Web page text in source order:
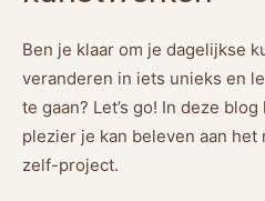
Ben je klaar om je dagelijkse
veranderen in iets unieks en
te gaan? Let’s go! In deze
plezier je kan beleven aan
zelf-project.